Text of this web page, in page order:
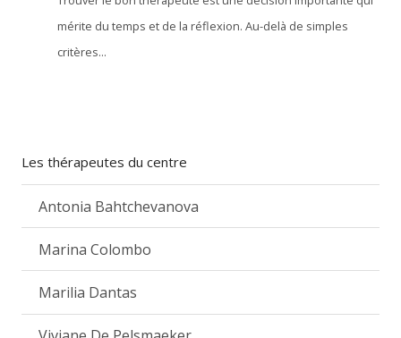
mérite du temps et de la réflexion. Au-delà de simples
critères...
Les thérapeutes du centre
Antonia Bahtchevanova
Marina Colombo
Marilia Dantas